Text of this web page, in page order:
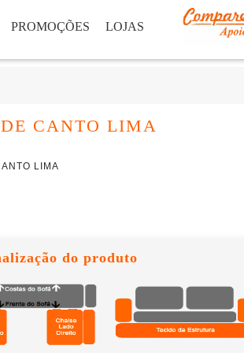
PROMOÇÕES LOJAS
CANTO LIMA
LIMA
do produto